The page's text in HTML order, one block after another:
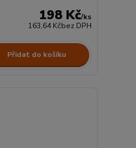
198 Kč/ks
163,64 Kčbez DPH
Přidat do košíku